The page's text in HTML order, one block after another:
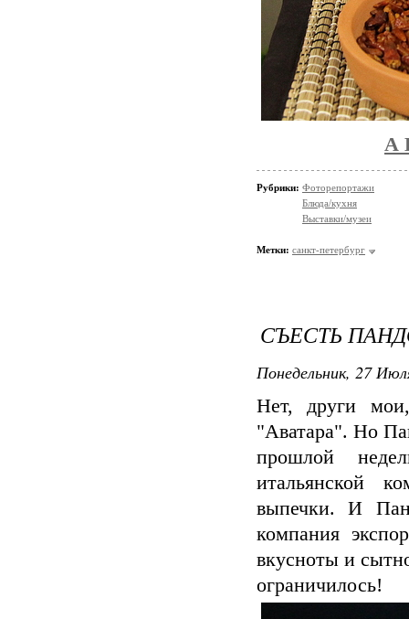
А
Рубрики: Фоторепортажи
Блюда/кухня
Выставки/музеи
Метки: санкт-петербург
СЪЕСТЬ
Понедельник, 27
Нет, други
"Аватара". Но
прошлой
итальянской
выпечки. И
компания
вкусноты и
ограничилось!